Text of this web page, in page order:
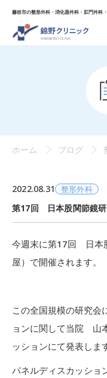
藤枝市の整形外科・消化器外科・肛門外科
ホーム ブログ
2022.08.31 整形外科
第17回 日本股関節鏡
今週末に第17回 日本
屋）で開催されます。
この全国規模の研究会
ョンに関して当院 山
ッションにて発表しま
パネルディスカッショ